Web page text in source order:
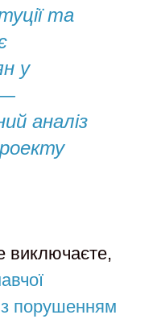
та
у
аналіз
виключаєте,
з порушенням